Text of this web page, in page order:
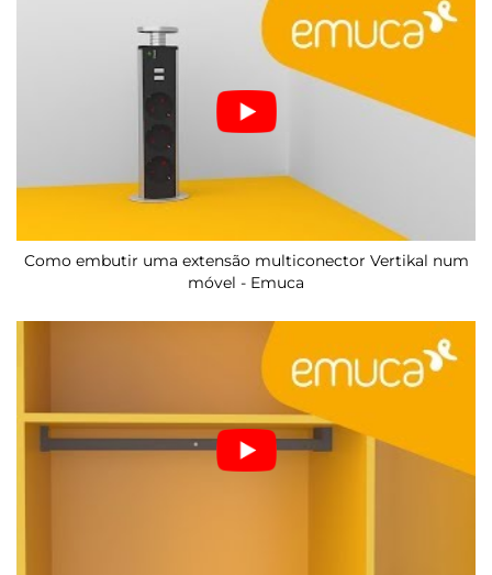
Como embutir uma extensão multiconector Vertikal num
móvel - Emuca